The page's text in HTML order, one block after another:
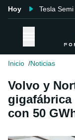
Hoy Tesla Semi
Inicio Noticias
Volvo y
gigafábrica
con 50